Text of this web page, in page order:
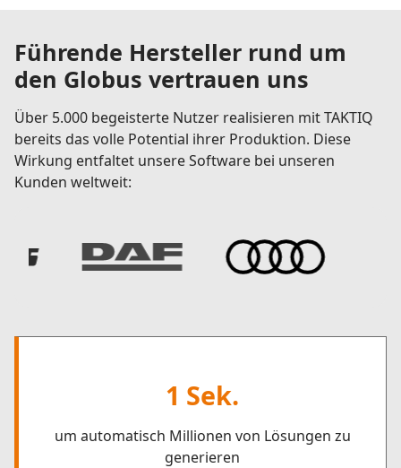
Führende Hersteller rund um
den Globus vertrauen uns
Über 5.000 begeisterte Nutzer realisieren mit TAKTIQ
bereits das volle Potential ihrer Produktion. Diese
Wirkung entfaltet unsere Software bei unseren
Kunden weltweit:
1 Sek.
um automatisch Millionen von Lösungen zu
generieren